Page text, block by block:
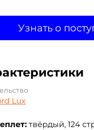
Узнать о
Lux
твёрдый, 124